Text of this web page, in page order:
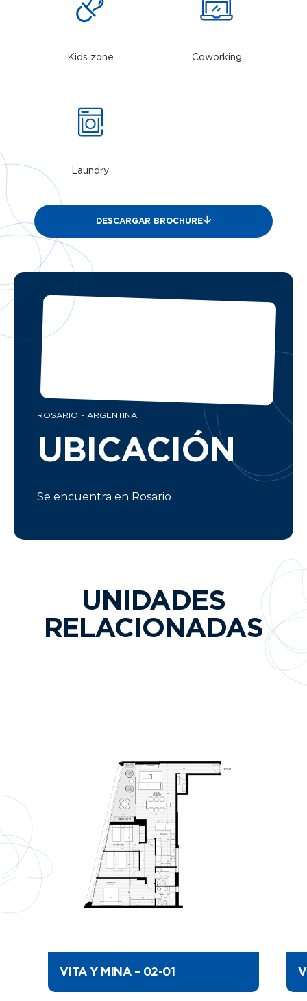
Kids zone Coworking
Laundry
DESCARGAR BROCHURE
ROSARIO - ARGENTINA
UBICACIÓN
Se encuentra en Rosario
UNIDADES
RELACIONADAS
VITA Y MINA – 02-01